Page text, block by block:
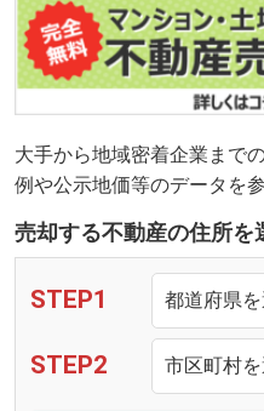
大手から地域密着企業まで
例や公示地価等のデータを
売却する不動産の住所を
STEP1
STEP2